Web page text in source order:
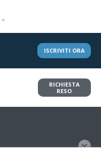
ISCRIVITI ORA
RICHIESTA
RESO